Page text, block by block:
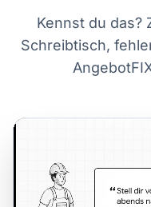
Kennst du das?
Schreibtisch,